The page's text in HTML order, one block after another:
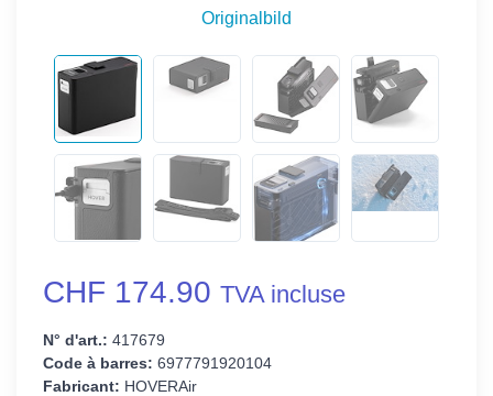
Originalbild
CHF 174.90 TVA incluse
N° d'art.: 417679
Code à barres: 6977791920104
Fabricant: HOVERAir